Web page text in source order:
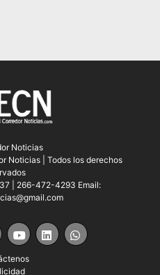
Noticias
Noticias | Todos los derechos
| 266-472-4293 Email: